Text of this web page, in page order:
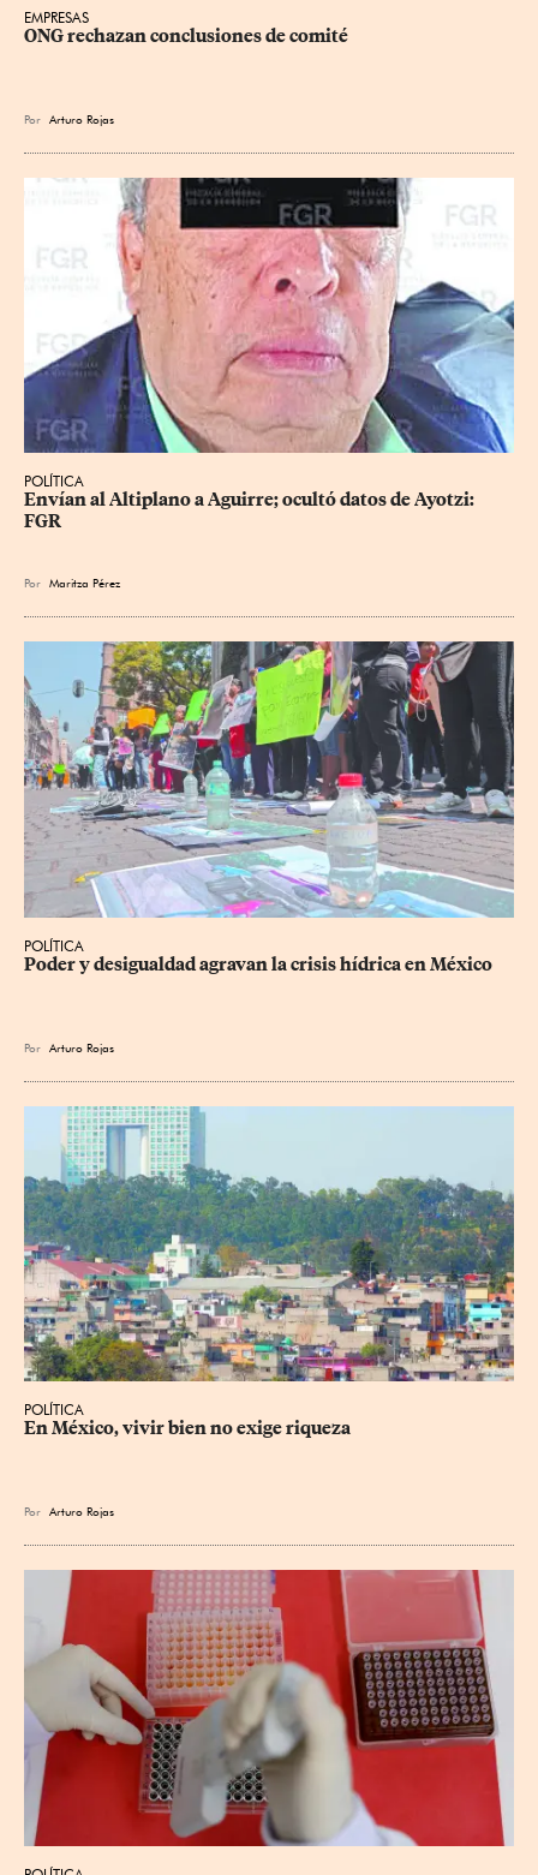
EMPRESAS
ONG rechazan conclusiones de comité
Por Arturo Rojas
POLÍTICA
Envían al Altiplano a Aguirre; ocultó datos de Ayotzi:
FGR
Por Maritza Pérez
POLÍTICA
Poder y desigualdad agravan la crisis hídrica en México
Por Arturo Rojas
POLÍTICA
En México, vivir bien no exige riqueza
Por Arturo Rojas